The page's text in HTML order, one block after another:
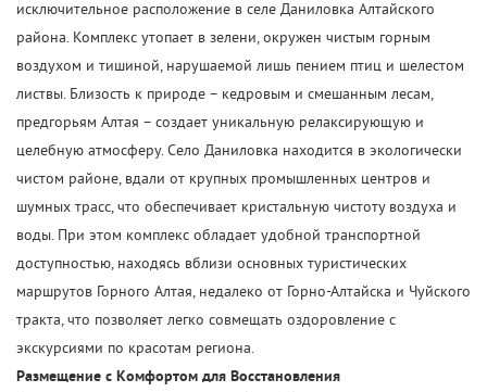
исключительное расположение в селе Даниловка Алтайского
района. Комплекс утопает в зелени, окружен чистым горным
воздухом и тишиной, нарушаемой лишь пением птиц и шелестом
листвы. Близость к природе – кедровым и смешанным лесам,
предгорьям Алтая – создает уникальную релаксирующую и
целебную атмосферу. Село Даниловка находится в экологически
чистом районе, вдали от крупных промышленных центров и
шумных трасс, что обеспечивает кристальную чистоту воздуха и
воды. При этом комплекс обладает удобной транспортной
доступностью, находясь вблизи основных туристических
маршрутов Горного Алтая, недалеко от Горно-Алтайска и Чуйского
тракта, что позволяет легко совмещать оздоровление с
экскурсиями по красотам региона.
Размещение с Комфортом для Восстановления